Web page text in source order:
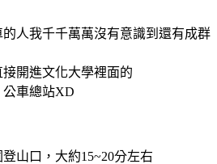
人我千千萬萬沒有意識到還有成群
開進文化大學裡面的
車總站XD
山口，大約15~20分左右